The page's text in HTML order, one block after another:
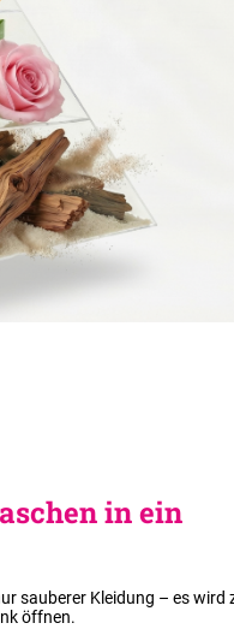
in ein
sauberer Kleidung – es wird
öffnen.